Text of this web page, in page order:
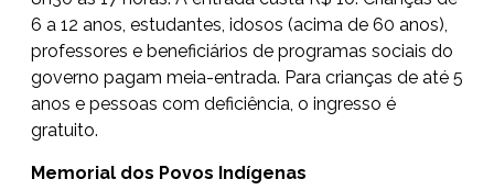
6 a 12 anos, estudantes, idosos (acima de 60 anos),
professores e beneficiários de programas sociais do
governo pagam meia-entrada. Para crianças de até 5
anos e pessoas com deficiência, o ingresso é
gratuito.
Memorial dos Povos Indígenas